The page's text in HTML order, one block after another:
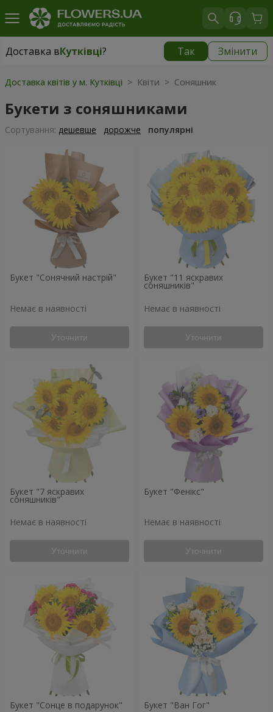
Доставка вКутківці? Так Змінити
Доставка вКутківці|
Доставка квітів у м. Кутківці > Квіти > Соняшник
Букети з соняшниками
Сортування: дешевше дорожче популярні
Букет "Сонячний настрій"
Немає в наявності
Уточнити
Букет "11 яскравих
соняшників"
Немає в наявності
Уточнити
Букет "7 яскравих
соняшників"
Немає в наявності
Уточнити
Букет "Фенікс"
Немає в наявності
Уточнити
Букет "Сонце в подарунок" Букет "Ван Гог"